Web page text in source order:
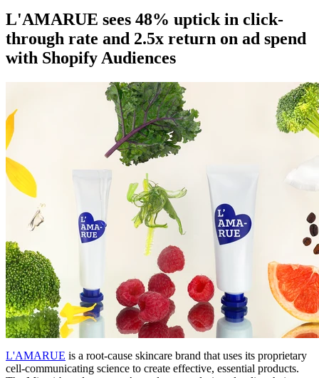
L'AMARUE sees 48% uptick in click-
through rate and 2.5x return on ad spend
with Shopify Audiences
L'AMARUE is a root-cause skincare brand that uses its proprietary
cell-communicating science to create effective, essential products.